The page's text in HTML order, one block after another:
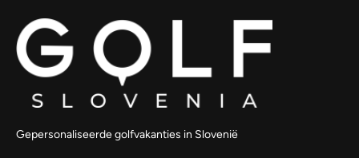
Gepersonaliseerde golfvakanties in Slovenië